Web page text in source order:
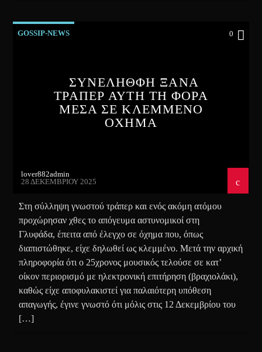
GOSSIP-NEWS 0
ΣΥΝΕΛΗΘΦΗ ΞΑΝΑ
ΤΡΑΠΕΡ ΑΥΤΗ ΤΗ ΦΟΡΑ
ΜΕΣΑ ΣΕ ΚΛΕΜΜΕΝΟ
ΟΧΗΜΑ
lover882admin
28 ΔΕΚΕΜΒΡΊΟΥ 2025
Στη σύλληψη γνωστού τράπερ και ενός ακόμη ατόμου
προχώρησαν χθες το απόγευμα αστυνομικοί στη
Γλυφάδα, έπειτα από έλεγχο σε όχημα που, όπως
διαπιστώθηκε, είχε δηλωθεί ως κλεμμένο. Μετά την αρχική
πληροφορία ότι ο 25χρονος μουσικός τελούσε σε κατ’
οίκον περιορισμό με ηλεκτρονική επιτήρηση (βραχιολάκι),
καθώς είχε αποφυλακιστεί για παλαιότερη υπόθεση
απαγωγής, έγινε γνωστό ότι μόλις στις 12 Δεκεμβρίου του
[…]